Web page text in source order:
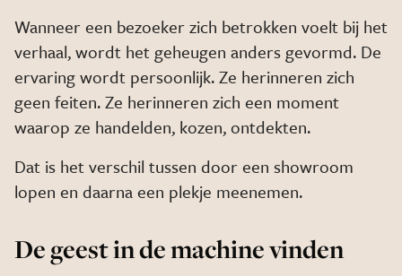
Wanneer een bezoeker zich betrokken voelt bij het
verhaal, wordt het geheugen anders gevormd. De
ervaring wordt persoonlijk. Ze herinneren zich
geen feiten. Ze herinneren zich een moment
waarop ze handelden, kozen, ontdekten.
Dat is het verschil tussen door een showroom
lopen en daarna een plekje meenemen.
De geest in de machine vinden